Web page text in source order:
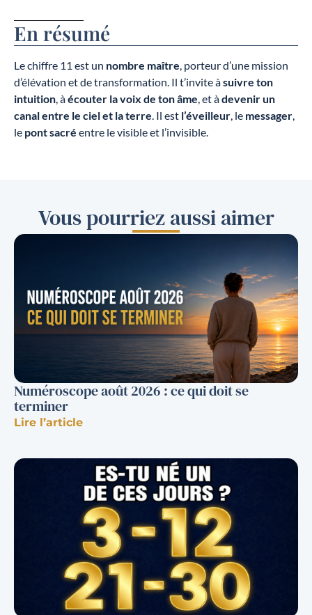
En résumé
Le chiffre 11 est un nombre maître , porteur d’une mission
d’élévation et de transformation. Il t’invite àsuivre ton
intuition , àécouter la voix de ton âme , et àdevenir un
canal entre le ciel et la terre . Il est l’éveilleur , le messager
le pont sacré entre le visible et l’invisible.
Vous pourriez aussi aimer
Numéroscope août 2026 : ce qui doit se
terminer
Lire l’article